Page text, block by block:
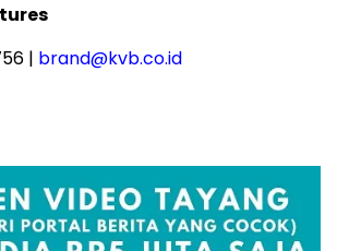
| brand@kvb.co.id